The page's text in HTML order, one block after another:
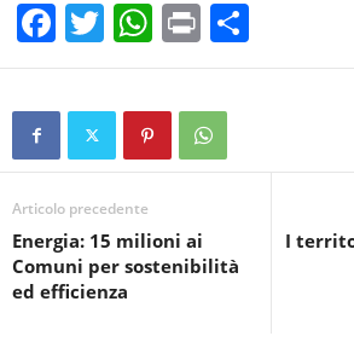
F
a
c
b
o
o
k
T
wi
tt
W
h
at
s
A
p
Pr
in
t
o
vi
Articolo precedente
Energia: 15 milioni ai
Comuni per sostenibilità
ed efficienza
I